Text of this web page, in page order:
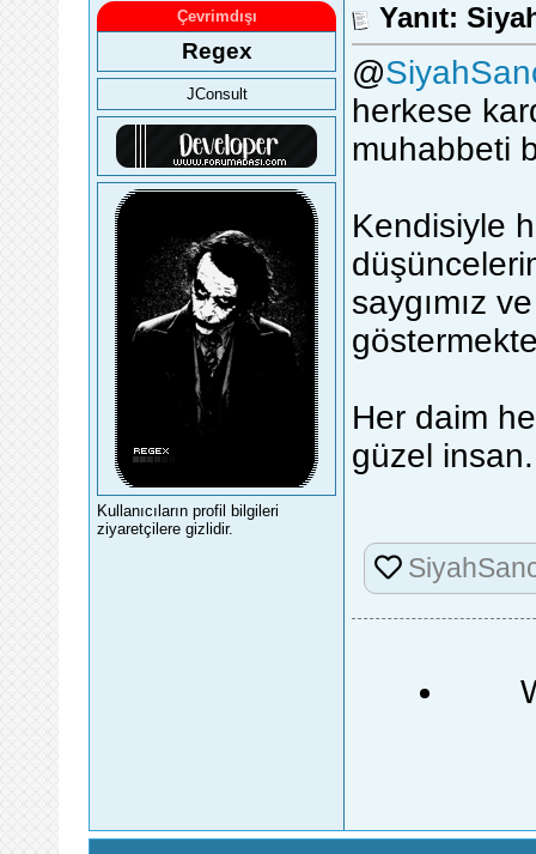
Çevrimdışı
Regex
JConsult
Kullanıcıların profil bilgileri
ziyaretçilere gizlidir.
Yanıt:
@
herkese
muhabbeti
Kendisiyle
saygımız
Her daim
güzel insan.